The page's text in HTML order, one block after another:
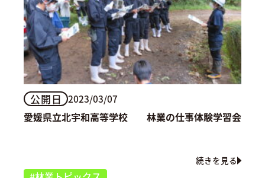
公開日 2023/03/07
愛媛県立北宇和高等学校 林業の仕事体験学習会
続きを見る